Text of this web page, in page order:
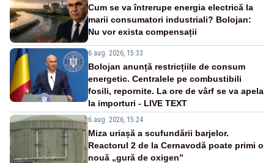
Cum se va întrerupe energia electrică la
marii consumatori industriali? Bolojan:
Nu vor exista compensații
6 aug. 2026, 15:33
Bolojan anunță restricțiile de consum
energetic. Centralele pe combustibili
fosili, repornite. La ore de vârf se va apela
la importuri - LIVE TEXT
6 aug. 2026, 15:24
Miza uriașă a scufundării barjelor.
Reactorul 2 de la Cernavodă poate primi o
nouă „gură de oxigen”